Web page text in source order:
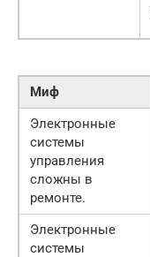
Миф
Электронные
системы
управления
сложны в
ремонте.
Электронные
системы